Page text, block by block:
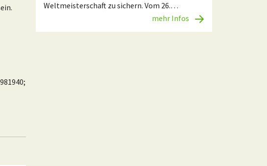
Weltmeisterschaft zu sichern. Vom 26.…
mehr Infos